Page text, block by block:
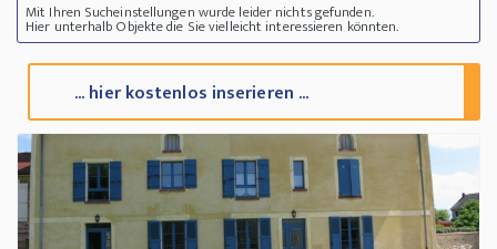
Mit Ihren Sucheinstellungen wurde leider nichts gefunden.
Hier unterhalb Objekte die Sie vielleicht interessieren könnten.
... hier kostenlos inserieren ...